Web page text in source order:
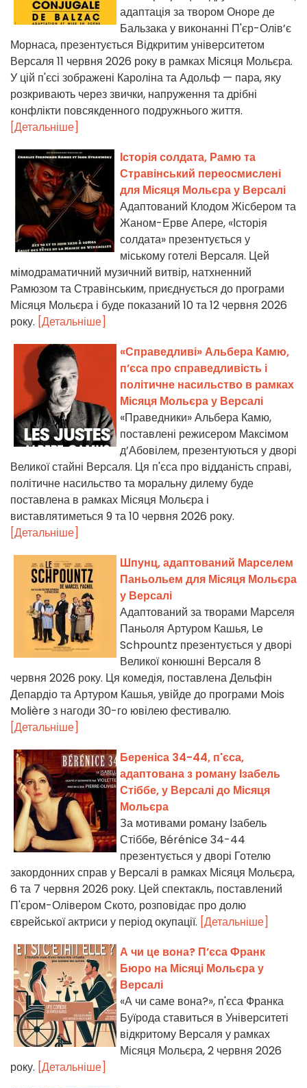
адаптація за твором Оноре де
Бальзака у виконанні П'єр-Олів’є
Морнаса, презентується Відкритим університетом
Версаля 11 червня 2026 року в рамках Місяця Мольєра.
У цій п'єсі зображені Кароліна та Адольф — пара, яку
розкривають через звички, напруження та дрібні
конфлікти повсякденного подружнього життя.
[Детальніше]
Історія солдата, Рамю та
Стравінський переосмислені
для Місяця Мольєра у Версалі
Адаптований Клодом Жісбером та
Жаном-Ерве Апере, «Історія
солдата» презентується у
міському готелі Версаля. Цей
мімодраматичний музичний витвір, натхненний
Рамюзом та Стравінським, приєднується до програми
Місяця Мольєра і буде показаний 10 та 12 червня 2026
року. [Детальніше]
«Справедливі» Альбера Камю,
п’єса про справедливість і
політичне насильство в рамках
Місяця Мольєра у Версалі
«Праведники» Альбера Камю,
поставлені режисером Максімом
д’Абовілем, презентуються у дворі
Великої стайні Версаля. Ця п'єса про відданість справі,
політичне насильство та моральну дилему буде
поставлена в рамках Місяця Мольєра і
виставлятиметься 9 та 10 червня 2026 року.
[Детальніше]
Шпунц, адаптований Марселем
Паньольем для Місяця Мольєра
у Версалі
Адаптований за творами Марселя
Паньоля Артуром Кашья, Le
Schpountz презентується у дворі
Великої конюшні Версаля 8
червня 2026 року. Ця комедія, поставлена Дельфін
Депардіо та Артуром Кашья, увійде до програми Mois
Molière з нагоди 30-го ювілею фестивалю.
[Детальніше]
Береніса 34-44, п'єса,
адаптована з роману Ізабель
Стіббе, у Версалі до Місяця
Мольєра
За мотивами роману Ізабель
Стіббe, Bérénice 34-44
презентується у дворі Готелю
закордонних справ у Версалі в рамках Місяця Мольєра,
6 та 7 червня 2026 року. Цей спектакль, поставлений
П'єром-Олівером Ското, розповідає про долю
єврейської актриси у період окупації. [Детальніше]
А чи це вона? П’єса Франк
Бюро на Місяці Мольєра у
Версалі
«А чи саме вона?», п'єса Франка
Буїрода ставиться в Університеті
відкритому Версаля у рамках
Місяця Мольєра, 2 червня 2026
року. [Детальніше]